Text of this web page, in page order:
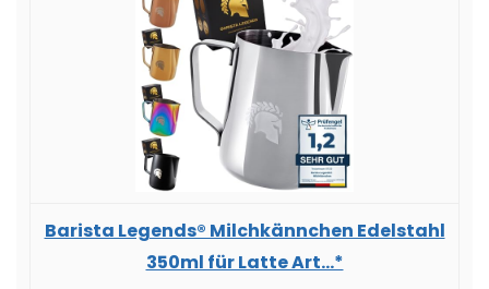
Barista Legends® Milchkännchen Edelstahl
350ml für Latte Art...*